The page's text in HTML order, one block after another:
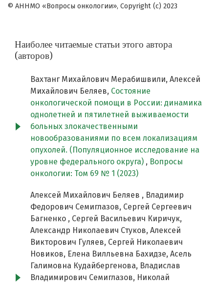
© АННМО «Вопросы онкологии», Copyright (c) 2023
Наиболее читаемые статьи этого автора
(авторов)
Вахтанг Михайлович Мерабишвили, Алексей
Михайлович Беляев, Состояние
онкологической помощи в России: динамика
однолетней и пятилетней выживаемости
больных злокачественными
новообразованиями по всем локализациям
опухолей. (Популяционное исследование на
уровне федерального округа) , Вопросы
онкологии: Том 69 № 1 (2023)
Алексей Михайлович Беляев , Владимир
Федорович Семиглазов, Сергей Сергеевич
Багненко , Сергей Васильевич Киричук,
Александр Николаевич Стуков, Алексей
Викторович Гуляев, Сергей Николаевич
Новиков, Елена Вилльевна Бахидзе, Асель
Галимовна Кудайбергенова, Владислав
Владимирович Семиглазов, Николай